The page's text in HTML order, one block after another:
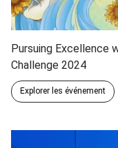
Pursuing Excellence
Challenge 2024
Explorer les événement